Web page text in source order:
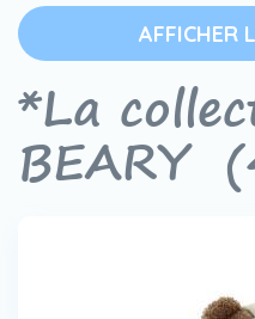
Collection
nouvelles
Contact
AFFICHER
*La
BEARY